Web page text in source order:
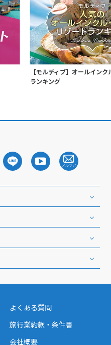
【モルディブ】オールイン
ランキング
よくある質問
旅行業約款・条件書
会社概要